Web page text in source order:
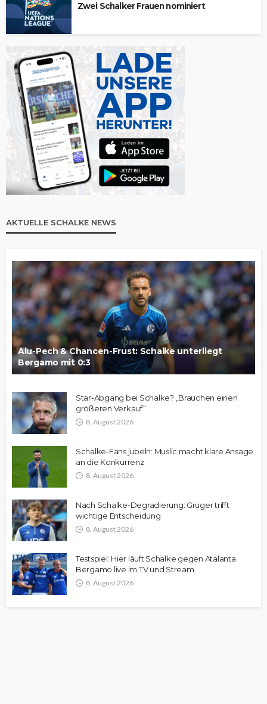
Zwei Schalker Frauen nominiert
AKTUELLE SCHALKE NEWS
Alu-Pech & Chancen-Frust: Schalke unterliegt
Bergamo mit 0:3
Star-Abgang bei Schalke? „Brauchen einen
größeren Verkauf“
8. August 2026
Schalke-Fans jubeln: Muslic macht klare Ansage
an die Konkurrenz
8. August 2026
Nach Schalke-Degradierung: Grüger trifft
wichtige Entscheidung
8. August 2026
Testspiel: Hier läuft Schalke gegen Atalanta
Bergamo live im TV und Stream
8. August 2026